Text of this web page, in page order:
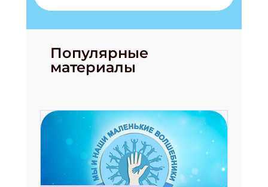
Популярные
материалы